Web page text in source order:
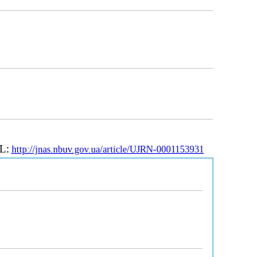
http://jnas.nbuv.gov.ua/article/UJRN-0001153931